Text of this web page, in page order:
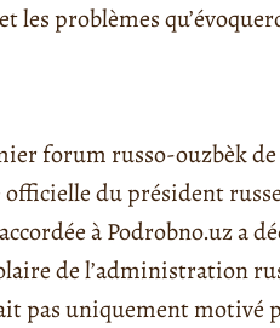
problèmes
forum russo-ouzbèk
officielle du président
à Podrobno.uz a
de l’administration
pas uniquement